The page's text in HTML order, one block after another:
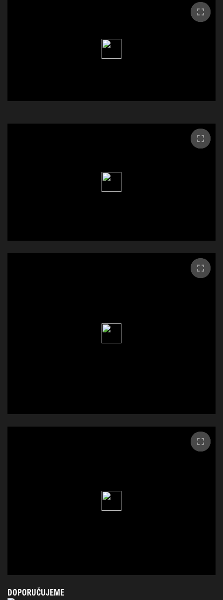
DOPORUČUJEME